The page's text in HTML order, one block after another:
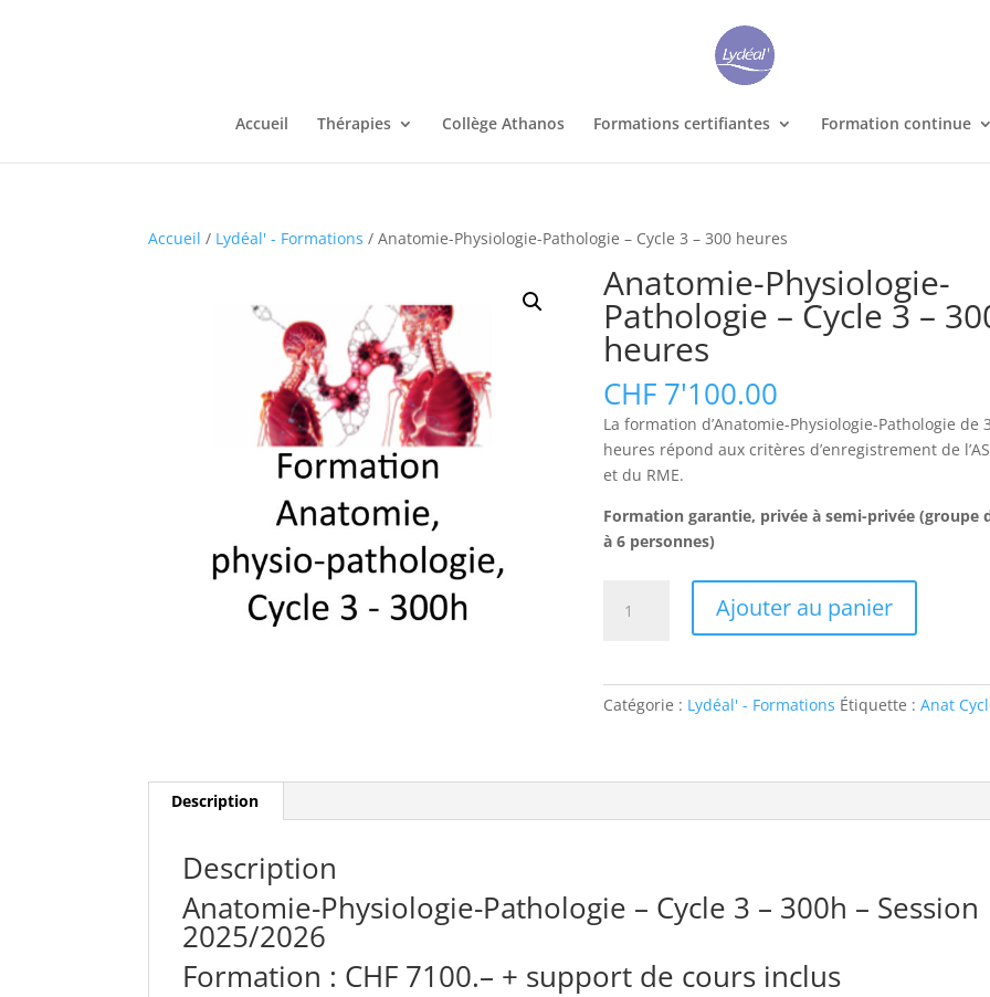
Accueil Thérapies Collège Athanos Formations certifiantes Formation continue
Accueil / Lydéal' - Formations / Anatomie-Physiologie-Pathologie – Cycle 3 – 300 heures
Anatomie-Physiologie-
Pathologie – Cycle 3 –
heures
CHF 7'100.00
La formation d’Anatomie-Physiologie-Pathologie de
heures répond aux critères d’enregistrement de
et du RME.
Formation garantie, privée à semi-privée (groupe
à 6 personnes)
Pathologie
300
Ajouter au panier
Catégorie : Lydéal' - Formations Étiquette :Anat
Description
Description
Anatomie-Physiologie-Pathologie – Cycle 3 – 300h – Session
2025/2026
Formation : CHF 7100.– + support de cours inclus